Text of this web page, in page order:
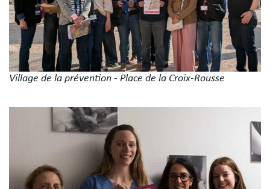
Village de la prévention - Place de la Croix-Rousse